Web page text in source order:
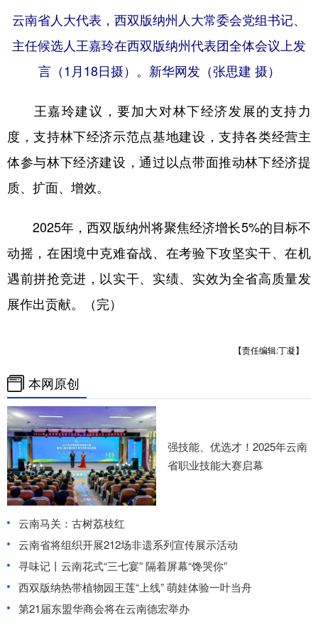
云南省人大代表，西双版纳州人大常委会党组书记、
主任候选人王嘉玲在西双版纳州代表团全体会议上发
言（1月18日摄）。新华网发（张思建 摄）
王嘉玲建议，要加大对林下经济发展的支持力
度，支持林下经济示范点基地建设，支持各类经营主
体参与林下经济建设，通过以点带面推动林下经济提
质、扩面、增效。
2025年，西双版纳州将聚焦经济增长5%的目标不
动摇，在困境中克难奋战、在考验下攻坚实干、在机
遇前拼抢竞进，以实干、实绩、实效为全省高质量发
展作出贡献。（完）
【责任编辑:丁凝】
本网原创
强技能、优选才！2025年云南
省职业技能大赛启幕
云南马关：古树荔枝红
云南省将组织开展212场非遗系列宣传展示活动
寻味记丨云南花式“三七宴” 隔着屏幕“馋哭你”
西双版纳热带植物园王莲“上线” 萌娃体验一叶当舟
第21届东盟华商会将在云南德宏举办